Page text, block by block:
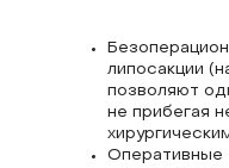
липосакции
позволяют
не прибегая
Оперативные